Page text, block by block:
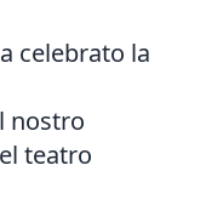
celebrato la
nostro
teatro